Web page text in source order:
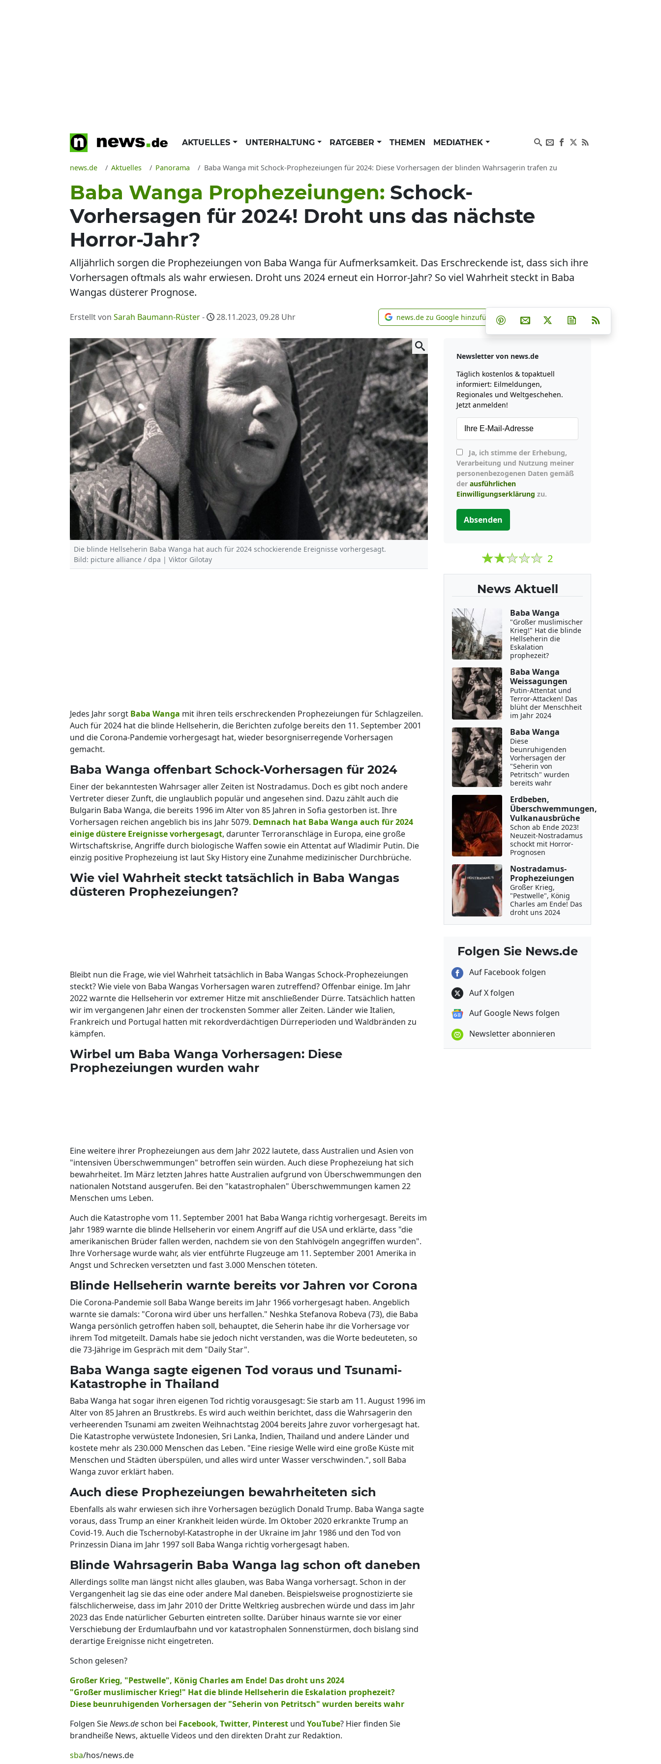
AKTUELLES UNTERHALTUNG RATGEBER THEMEN MEDIATHEK
news.de Aktuelles Panorama Baba Wanga mit Schock-Prophezeiungen für 2024: Diese Vorhersagen der blinden Wahrsagerin trafen zu
Baba Wanga Prophezeiungen: Schock-
Vorhersagen für 2024! Droht uns das nächste
Horror-Jahr?
Alljährlich sorgen die Prophezeiungen von Baba Wanga für Aufmerksamkeit. Das Erschreckende ist, dass sich ihre
Vorhersagen oftmals als wahr erwiesen. Droht uns 2024 erneut ein Horror-Jahr? So viel Wahrheit steckt in Baba
Wangas düsterer Prognose.
Erstellt von Sarah Baumann-Rüster- 28.11.2023, 09.28 Uhr news.de zu Google hinzufügen
news.de zu Google hinzufügen Teilen auf Facebook
Teilen auf Whatsapp
Teilen auf Telegram
Teilen auf Pinterest
Per E-Mail teilen
Post auf XNewsletter
Die blinde Hellseherin Baba Wanga hat auch für 2024 schockierende Ereignisse vorhergesagt.
Bild: picture alliance / dpa | Viktor Gilotay
Jedes Jahr sorgt Baba Wanga mit ihren teils erschreckenden Prophezeiungen für Schlagzeilen.
Auch für 2024 hat die blinde Hellseherin, die Berichten zufolge bereits den 11. September 2001
und die Corona-Pandemie vorhergesagt hat, wieder besorgniserregende Vorhersagen
gemacht.
Baba Wanga offenbart Schock-Vorhersagen für 2024
Einer der bekanntesten Wahrsager aller Zeiten ist Nostradamus. Doch es gibt noch andere
Vertreter dieser Zunft, die unglaublich populär und angesehen sind. Dazu zählt auch die
Bulgarin Baba Wanga, die bereits 1996 im Alter von 85 Jahren in Sofia gestorben ist. Ihre
Vorhersagen reichen angeblich bis ins Jahr 5079. Demnach hat Baba Wanga auch für 2024
einige düstere Ereignisse vorhergesagt, darunter Terroranschläge in Europa, eine große
Wirtschaftskrise, Angriffe durch biologische Waffen sowie ein Attentat auf Wladimir Putin. Die
einzig positive Prophezeiung ist laut Sky History eine Zunahme medizinischer Durchbrüche.
Wie viel Wahrheit steckt tatsächlich in Baba Wangas
düsteren Prophezeiungen?
Bleibt nun die Frage, wie viel Wahrheit tatsächlich in Baba Wangas Schock-Prophezeiungen
steckt? Wie viele von Baba Wangas Vorhersagen waren zutreffend? Offenbar einige. Im Jahr
2022 warnte die Hellseherin vor extremer Hitze mit anschließender Dürre. Tatsächlich hatten
wir im vergangenen Jahr einen der trockensten Sommer aller Zeiten. Länder wie Italien,
Frankreich und Portugal hatten mit rekordverdächtigen Dürreperioden und Waldbränden zu
kämpfen.
Wirbel um Baba Wanga Vorhersagen: Diese
Prophezeiungen wurden wahr
Eine weitere ihrer Prophezeiungen aus dem Jahr 2022 lautete, dass Australien und Asien von
"intensiven Überschwemmungen" betroffen sein würden. Auch diese Prophezeiung hat sich
bewahrheitet. Im März letzten Jahres hatte Australien aufgrund von Überschwemmungen den
nationalen Notstand ausgerufen. Bei den "katastrophalen" Überschwemmungen kamen 22
Menschen ums Leben.
Auch die Katastrophe vom 11. September 2001 hat Baba Wanga richtig vorhergesagt. Bereits im
Jahr 1989 warnte die blinde Hellseherin vor einem Angriff auf die USA und erklärte, dass "die
amerikanischen Brüder fallen werden, nachdem sie von den Stahlvögeln angegriffen wurden".
Ihre Vorhersage wurde wahr, als vier entführte Flugzeuge am 11. September 2001 Amerika in
Angst und Schrecken versetzten und fast 3.000 Menschen töteten.
Blinde Hellseherin warnte bereits vor Jahren vor Corona
Die Corona-Pandemie soll Baba Wange bereits im Jahr 1966 vorhergesagt haben. Angeblich
warnte sie damals: "Corona wird über uns herfallen." Neshka Stefanova Robeva (73), die Baba
Wanga persönlich getroffen haben soll, behauptet, die Seherin habe ihr die Vorhersage vor
ihrem Tod mitgeteilt. Damals habe sie jedoch nicht verstanden, was die Worte bedeuteten, so
die 73-Jährige im Gespräch mit dem "Daily Star".
Baba Wanga sagte eigenen Tod voraus und Tsunami-
Katastrophe in Thailand
Baba Wanga hat sogar ihren eigenen Tod richtig vorausgesagt: Sie starb am 11. August 1996 im
Alter von 85 Jahren an Brustkrebs. Es wird auch weithin berichtet, dass die Wahrsagerin den
verheerenden Tsunami am zweiten Weihnachtstag 2004 bereits Jahre zuvor vorhergesagt hat.
Die Katastrophe verwüstete Indonesien, Sri Lanka, Indien, Thailand und andere Länder und
kostete mehr als 230.000 Menschen das Leben. "Eine riesige Welle wird eine große Küste mit
Menschen und Städten überspülen, und alles wird unter Wasser verschwinden.", soll Baba
Wanga zuvor erklärt haben.
Auch diese Prophezeiungen bewahrheiteten sich
Ebenfalls als wahr erwiesen sich ihre Vorhersagen bezüglich Donald Trump. Baba Wanga sagte
voraus, dass Trump an einer Krankheit leiden würde. Im Oktober 2020 erkrankte Trump an
Covid-19. Auch die Tschernobyl-Katastrophe in der Ukraine im Jahr 1986 und den Tod von
Prinzessin Diana im Jahr 1997 soll Baba Wanga richtig vorhergesagt haben.
Blinde Wahrsagerin Baba Wanga lag schon oft daneben
Allerdings sollte man längst nicht alles glauben, was Baba Wanga vorhersagt. Schon in der
Vergangenheit lag sie das eine oder andere Mal daneben. Beispielsweise prognostizierte sie
fälschlicherweise, dass im Jahr 2010 der Dritte Weltkrieg ausbrechen würde und dass im Jahr
2023 das Ende natürlicher Geburten eintreten sollte. Darüber hinaus warnte sie vor einer
Verschiebung der Erdumlaufbahn und vor katastrophalen Sonnenstürmen, doch bislang sind
derartige Ereignisse nicht eingetreten.
Schon gelesen?
Großer Krieg, "Pestwelle", König Charles am Ende! Das droht uns 2024
"Großer muslimischer Krieg!" Hat die blinde Hellseherin die Eskalation prophezeit?
Diese beunruhigenden Vorhersagen der "Seherin von Petritsch" wurden bereits wahr
Folgen SieNews.deschon bei Facebook, Twitter, Pinterest und YouTube? Hier finden Sie
brandheiße News, aktuelle Videos und den direkten Draht zur Redaktion.
sba/hos/news.de
Newsletter von news.de
Täglich kostenlos & topaktuell
informiert: Eilmeldungen,
Regionales und Weltgeschehen.
Jetzt anmelden!
Verarbeitung und Nutzung meiner
personenbezogenen Daten gemäß
der ausführlichen
Einwilligungserklärung zu.
Absenden
2
News Aktuell
Baba Wanga
"Großer muslimischer
Krieg!" Hat die blinde
Hellseherin die
Eskalation
prophezeit?
Baba Wanga
Weissagungen
Putin-Attentat und
Terror-Attacken! Das
blüht der Menschheit
im Jahr 2024
Baba Wanga
Diese
beunruhigenden
Vorhersagen der
"Seherin von
Petritsch" wurden
bereits wahr
Erdbeben,
Überschwemmungen,
Vulkanausbrüche
Schon ab Ende 2023!
Neuzeit-Nostradamus
schockt mit Horror-
Prognosen
Nostradamus-
Prophezeiungen
Großer Krieg,
"Pestwelle", König
Charles am Ende! Das
droht uns 2024
Folgen Sie News.de
Auf Facebook folgen
Auf X folgen
Auf Google News folgen
Newsletter abonnieren